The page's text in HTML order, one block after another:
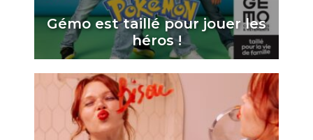
Gémo est taillé pour jouer les
héros !